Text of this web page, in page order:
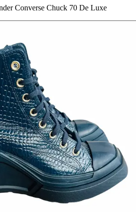
Converse Chuck 70 De Luxe